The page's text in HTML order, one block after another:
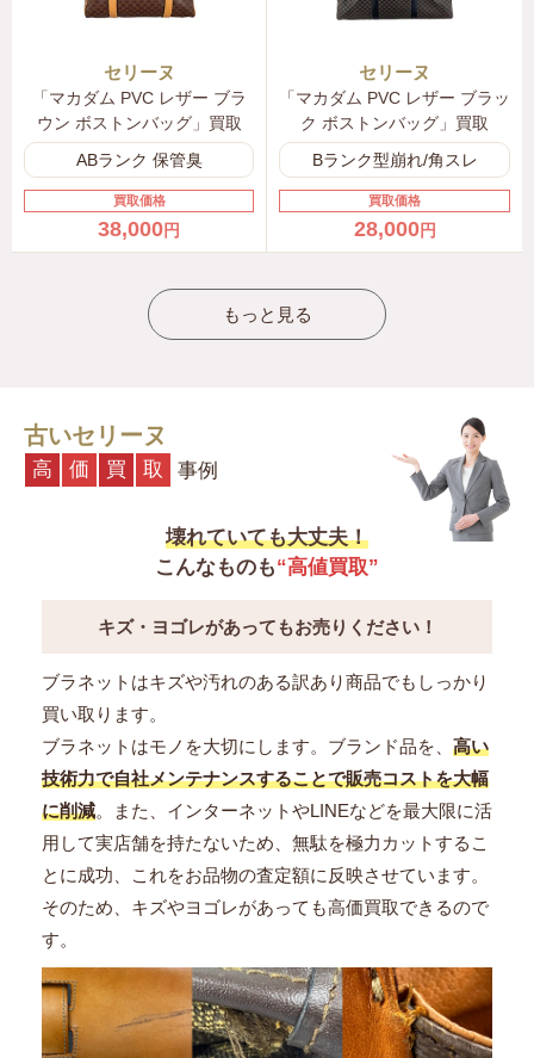
CELINE セリーヌ クロップド パファージャケット 軽量
2W661595K.38NO
〜190,000円
CELINE セリーヌ ロングフーディー ラマ ストーン
2V58J582R.19RA
〜206,000円
CELINE セリーヌ サイドラヴァリエール ブラウス ラメ
サテン ブラック シルバー
2B651601R.38GA
CELINE セリーヌ クロップドシャツ コットンポプリン
ホワイト
ンネル グリーン ブラック
2C582178R.30BL
〜66,000円
CELINE セリーヌ ストライプ ボーイフレンドシャツ レ
ーヨン ブルー ホワイト
2C670979N.07DG
〜74,000円
CELINE セリーヌ ピュアカラー コート ラマ ストーン
〜264,000円
CELINE セリーヌ ノッチカラー コート エスコリアルウ
ール ヘーゼルナッツ
セリーヌ
「マカダム PVC レザー ブラ
ウン ボストンバッグ」買取
ABランク 保管臭
買取価格
38,000円
セリーヌ
「マカダム PVC レザー ブラッ
ク ボストンバッグ」買取
Bランク型崩れ/角スレ
買取価格
28,000円
もっと見る
古いセリーヌ
高 価 買 取 事例
壊れていても大丈夫！
こんなものも“高値買取”
キズ・ヨゴレがあってもお売りください！
ブラネットはキズや汚れのある訳あり商品でもしっかり
買い取ります。
ブラネットはモノを大切にします。ブランド品を、 高い
技術力で自社メンテナンスすることで販売コストを大幅
に削減。また、インターネットやLINEなどを最大限に活
用して実店舗を持たないため、無駄を極力カットするこ
とに成功、これをお品物の査定額に反映させています。
そのため、キズやヨゴレがあっても高価買取できるので
す。